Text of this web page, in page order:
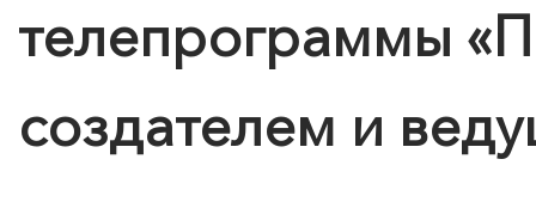
телепрограммы
создателем и